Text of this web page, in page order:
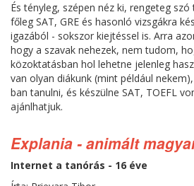
És tényleg, szépen néz ki, rengeteg
főleg SAT, GRE és hasonló vizsgákra
igazából - sokszor kiejtéssel is. Arra
hogy a szavak nehezek, nem tudom,
közoktatásban hol lehetne jelenleg
van olyan diákunk (mint például
ban tanulni, és készülne SAT, TOEFL
ajánlhatjuk.
Explania - animált
Internet a tanórás - 16 éve